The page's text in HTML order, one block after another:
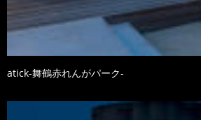
atick-舞鶴赤れんがパーク-